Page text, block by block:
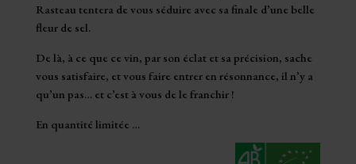
Rasteau tentera de vous séduire avec sa finale d’une belle
fleur de sel.
De là, à ce que ce vin, par son éclat et sa précision, sache
vous satisfaire, et vous faire entrer en résonnance, il n’y a
qu’un pas… et c’est à vous de le franchir !
En quantité limitée …